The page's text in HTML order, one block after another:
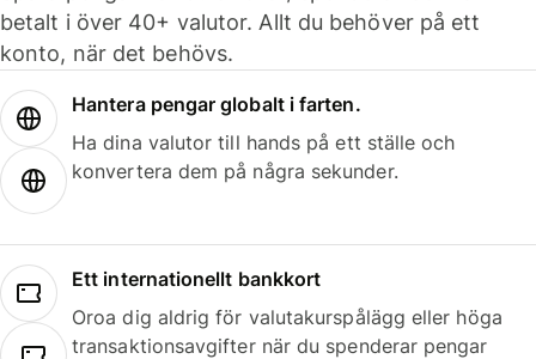
betalt i över 40+ valutor. Allt du behöver på ett
konto, när det behövs.
Hantera pengar globalt i farten.
Ha dina valutor till hands på ett ställe och
konvertera dem på några sekunder.
Ett internationellt bankkort
Oroa dig aldrig för valutakurspålägg eller höga
transaktionsavgifter när du spenderar pengar